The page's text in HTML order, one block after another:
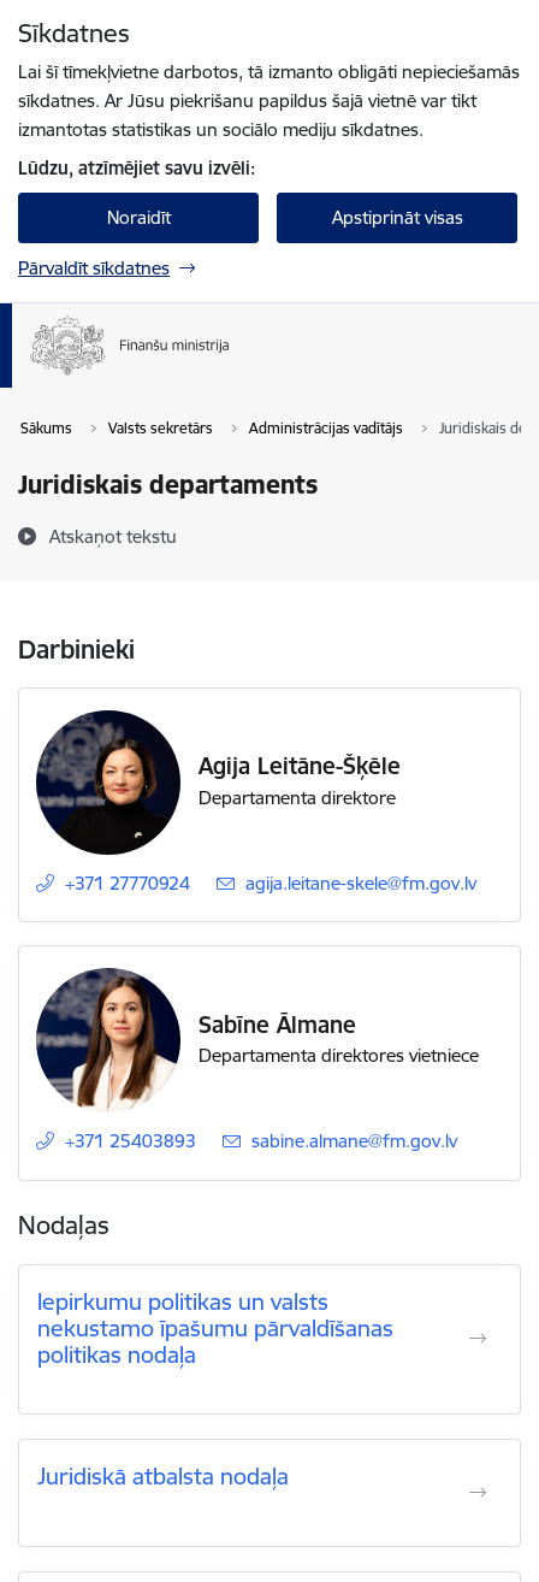
Sīkdatnes
Lai šī tīmekļvietne darbotos, tā izmanto obligāti nepieciešamās
sīkdatnes. Ar Jūsu piekrišanu papildus šajā vietnē var tikt
izmantotas statistikas un sociālo mediju sīkdatnes.
Lūdzu, atzīmējiet savu izvēli:
Noraidīt Apstiprināt visas
Pārvaldīt sīkdatnes
Sākums Valsts sekretārs Administrācijas vadītājs Juridiskais
Juridiskais departaments
Atskaņot tekstu
Darbinieki
Agija Leitāne-Šķēle
Departamenta direktore
+371 27770924 E-pasts:
agija.leitane-skele@fm.gov.lv
Sabīne Ālmane
Departamenta direktores vietniece
+371 25403893 E-pasts:
sabine.almane@fm.gov.lv
Nodaļas
Iepirkumu politikas un valsts
nekustamo īpašumu pārvaldīšanas
politikas nodaļa
Juridiskā atbalsta nodaļa